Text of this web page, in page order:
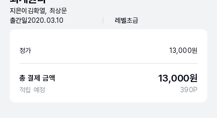
지은이 김확열, 최상문
출간일2020.03.10 레벨초급
정가 13,000원
총 결제 금액 13,000원
적립 예정 390P